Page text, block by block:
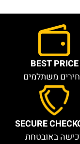
BEST PRICE
משתלמים
SECURE
באובטחת